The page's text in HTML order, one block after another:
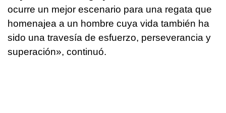
ocurre un mejor escenario para una regata que
homenajea a un hombre cuya vida también ha
sido una travesía de esfuerzo, perseverancia y
superación», continuó.